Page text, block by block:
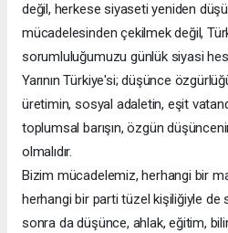
değil, herkese siyaseti yeniden
mücadelesinden çekilmek değil,
sorumluluğumuzu günlük siyasi
Yarının Türkiye'si; düşünce
üretimin, sosyal adaletin, eşit
toplumsal barışın, özgün
olmalıdır.
Bizim mücadelemiz, herhangi bir
herhangi bir parti tüzel kişiliğiyle de
sonra da düşünce, ahlak, eğitim,